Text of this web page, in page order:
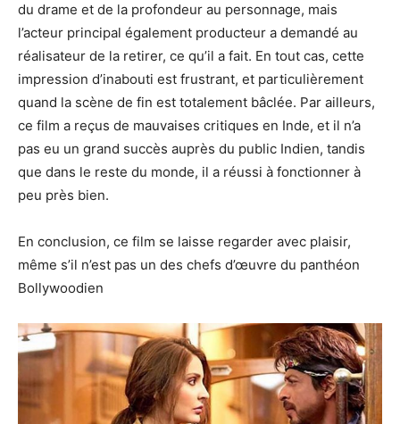
du drame et de la profondeur au personnage, mais
l’acteur principal également producteur a demandé au
réalisateur de la retirer, ce qu’il a fait. En tout cas, cette
impression d’inabouti est frustrant, et particulièrement
quand la scène de fin est totalement bâclée. Par ailleurs,
ce film a reçus de mauvaises critiques en Inde, et il n’a
pas eu un grand succès auprès du public Indien, tandis
que dans le reste du monde, il a réussi à fonctionner à
peu près bien.
En conclusion, ce film se laisse regarder avec plaisir,
même s’il n’est pas un des chefs d’œuvre du panthéon
Bollywoodien